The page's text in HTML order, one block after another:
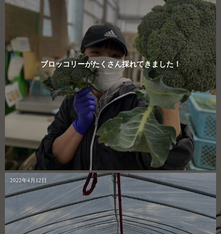
ブロッコリーがたくさん採れてきました！
2022年4月12日